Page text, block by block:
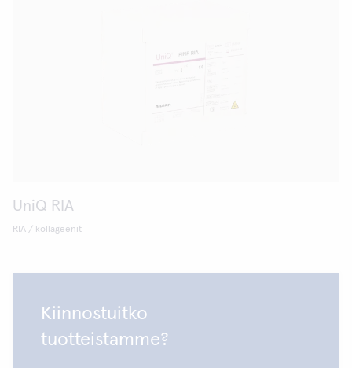
UniQ RIA
RIA / kollageenit
Kiinnostuitko
tuotteistamme?